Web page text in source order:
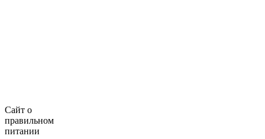
Сайт о
правильном
питании